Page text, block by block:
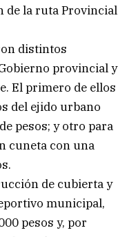
de la ruta Provincial
distintos
provincial y
El primero de ellos
del ejido urbano
pesos; y otro para
cuneta con una
de cubierta y
municipal,
pesos y, por